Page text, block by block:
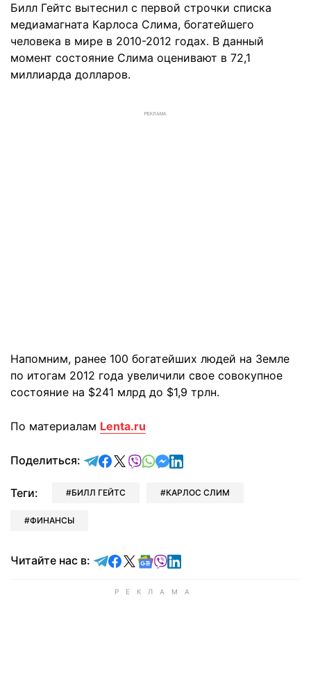
Билл Гейтс вытеснил с первой строчки списка
медиамагната Карлоса Слима, богатейшего
человека в мире в 2010-2012 годах. В данный
момент состояние Слима оценивают в 72,1
миллиарда долларов.
РЕКЛАМА
Напомним, ранее 100 богатейших людей на Земле
по итогам 2012 года увеличили свое совокупное
состояние на $241 млрд до $1,9 трлн.
По материалам Lenta.ru
Поделиться: отправить в Telegram
поделиться в Facebook
поделиться в X
отправить в Viber
отправить в Whatsapp
отправить в Messenger
отправить в LinkedIn
Теги: БИЛЛ ГЕЙТС КАРЛОС СЛИМ
ФИНАНСЫ
Читайте нас в: Читайте в Telegram
Читайте в Facebook
Читайте в X
Читайте в Google news
Читайте в Viber
Читайте в LinkedIn